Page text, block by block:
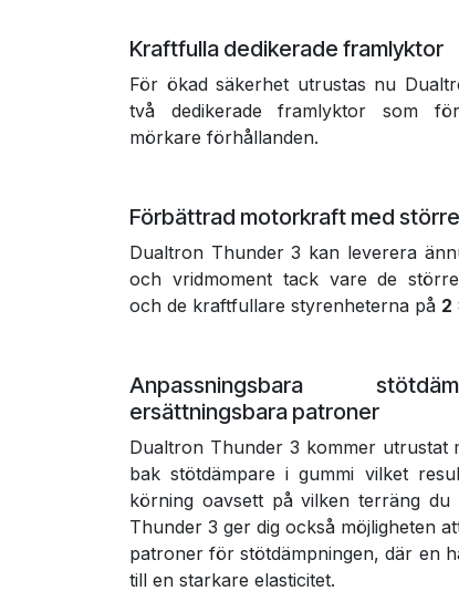
Kraftfulla dedikerade framlyktor
För ökad säkerhet utrustas nu
två dedikerade framlyktor som
mörkare förhållanden.
Förbättrad motorkraft med
Dualtron Thunder 3 kan leverera
och vridmoment tack vare de
och de kraftfullare styrenheterna på 2
Anpassningsbara
ersättningsbara patroner
Dualtron Thunder 3 kommer utrustat
bak stötdämpare i gummi vilket
körning oavsett på vilken terräng
Thunder 3 ger dig också möjligheten
patroner för stötdämpningen, där en
till en starkare elasticitet.